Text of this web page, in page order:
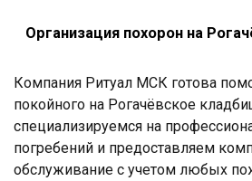
Организация похорон на
Компания Ритуал МСК готова
покойного на Рогачёвское
специализируемся на
погребений и предоставляем
обслуживание с учетом любых